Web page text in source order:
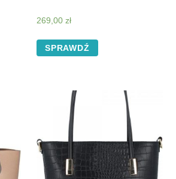
269,00 zł
SPRAWDŹ